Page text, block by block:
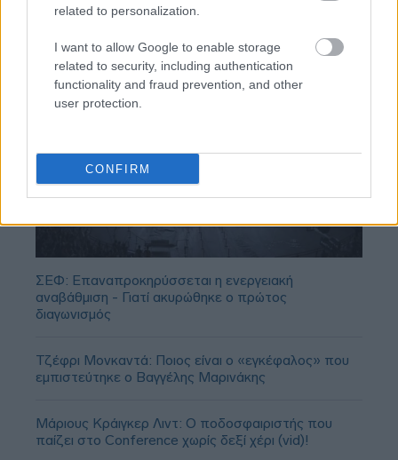
related to personalization.
I want to allow Google to enable storage
related to security, including authentication
functionality and fraud prevention, and other
user protection.
CONFIRM
ΣΕΦ: Επαναπροκηρύσσεται η ενεργειακή
αναβάθμιση - Γιατί ακυρώθηκε ο πρώτος
διαγωνισμός
Τζέφρι Μονκαντά: Ποιος είναι ο «εγκέφαλος» που
εμπιστεύτηκε ο Βαγγέλης Μαρινάκης
Μάριους Κράιγκερ Λιντ: Ο ποδοσφαιριστής που
παίζει στο Conference χωρίς δεξί χέρι (vid)!